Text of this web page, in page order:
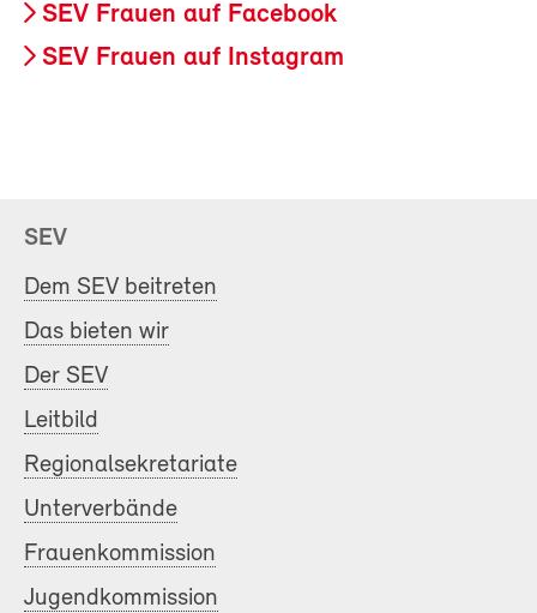
SEV Frauen auf Facebook
SEV Frauen auf Instagram
SEV
Dem SEV beitreten
Das bieten wir
Der SEV
Leitbild
Regionalsekretariate
Unterverbände
Frauenkommission
Jugendkommission